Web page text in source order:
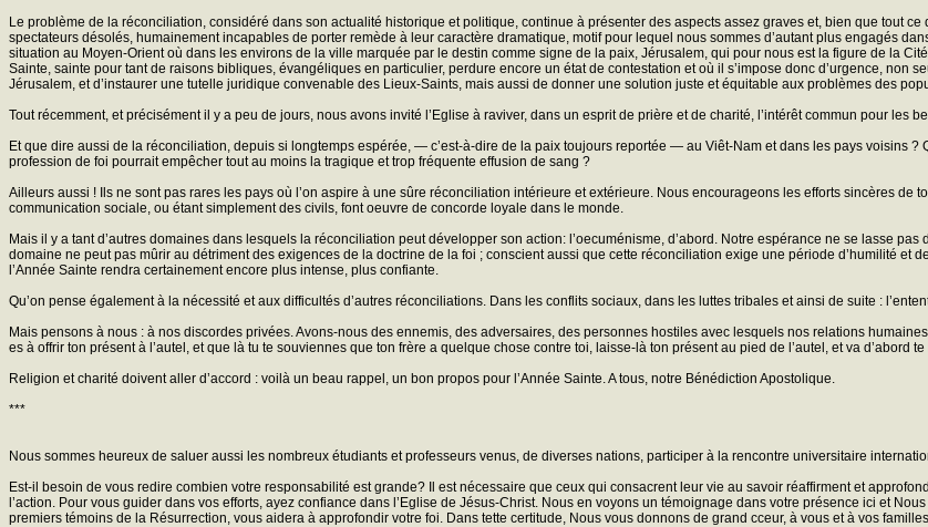
Le problème de la réconciliation, considéré dans son actualité historique et politique, continue à présenter des aspects assez graves et, bien que tout
spectateurs désolés, humainement incapables de porter remède à leur caractère dramatique, motif pour lequel nous sommes d’autant plus engagés
situation au Moyen-Orient où dans les environs de la ville marquée par le destin comme signe de la paix, Jérusalem, qui pour nous est la figure de la
Sainte, sainte pour tant de raisons bibliques, évangéliques en particulier, perdure encore un état de contestation et où il s’impose donc d’urgence, non
Jérusalem, et d’instaurer une tutelle juridique convenable des Lieux-Saints, mais aussi de donner une solution juste et équitable aux problèmes des
Tout récemment, et précisément il y a peu de jours, nous avons invité l’Eglise à raviver, dans un esprit de prière et de charité, l’intérêt commun pour les
Et que dire aussi de la réconciliation, depuis si longtemps espérée, — c’est-à-dire de la paix toujours reportée — au Viêt-Nam et dans les pays voisins
profession de foi pourrait empêcher tout au moins la tragique et trop fréquente effusion de sang ?
Ailleurs aussi ! Ils ne sont pas rares les pays où l’on aspire à une sûre réconciliation intérieure et extérieure. Nous encourageons les efforts sincères de
communication sociale, ou étant simplement des civils, font oeuvre de concorde loyale dans le monde.
Mais il y a tant d’autres domaines dans lesquels la réconciliation peut développer son action: l’oecuménisme, d’abord. Notre espérance ne se lasse
domaine ne peut pas mûrir au détriment des exigences de la doctrine de la foi ; conscient aussi que cette réconciliation exige une période d’humilité et
l’Année Sainte rendra certainement encore plus intense, plus confiante.
Qu’on pense également à la nécessité et aux difficultés d’autres réconciliations. Dans les conflits sociaux, dans les luttes tribales et ainsi de suite :
Mais pensons à nous : à nos discordes privées. Avons-nous des ennemis, des adversaires, des personnes hostiles avec lesquels nos relations
es à offrir ton présent à l’autel, et que là tu te souviennes que ton frère a quelque chose contre toi, laisse-là ton présent au pied de l’autel, et va d’abord
Religion et charité doivent aller d’accord : voilà un beau rappel, un bon propos pour l’Année Sainte. A tous, notre Bénédiction Apostolique.
***
Nous sommes heureux de saluer aussi les nombreux étudiants et professeurs venus, de diverses nations, participer à la rencontre universitaire
Est-il besoin de vous redire combien votre responsabilité est grande? Il est nécessaire que ceux qui consacrent leur vie au savoir réaffirment et
l’action. Pour vous guider dans vos efforts, ayez confiance dans l’Eglise de Jésus-Christ. Nous en voyons un témoignage dans votre présence ici et
premiers témoins de la Résurrection, vous aidera à approfondir votre foi. Dans tette certitude, Nous vous donnons de grand cceur, à vous et à vos